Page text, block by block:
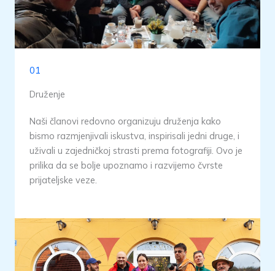
01
Druženje
Naši članovi redovno organizuju druženja kako
bismo razmjenjivali iskustva, inspirisali jedni druge, i
uživali u zajedničkoj strasti prema fotografiji. Ovo je
prilika da se bolje upoznamo i razvijemo čvrste
prijateljske veze.